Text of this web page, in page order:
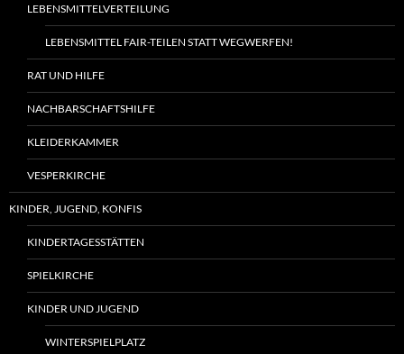
LEBENSMITTELVERTEILUNG
LEBENSMITTEL FAIR-TEILEN STATT WEGWERFEN!
RAT UND HILFE
NACHBARSCHAFTSHILFE
KLEIDERKAMMER
VESPERKIRCHE
KINDER, JUGEND, KONFIS
KINDERTAGESSTÄTTEN
SPIELKIRCHE
KINDER UND JUGEND
WINTERSPIELPLATZ